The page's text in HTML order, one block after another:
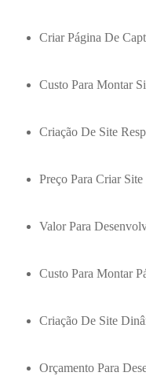
Criar Página De
Custo Para Montar
Criação De Site
Preço Para Criar
Valor Para
Custo Para Montar
Criação De Site
Orçamento Para